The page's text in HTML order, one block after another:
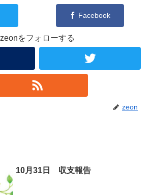
Facebook
zeonをフォローする
zeon
10月31日 収支報告